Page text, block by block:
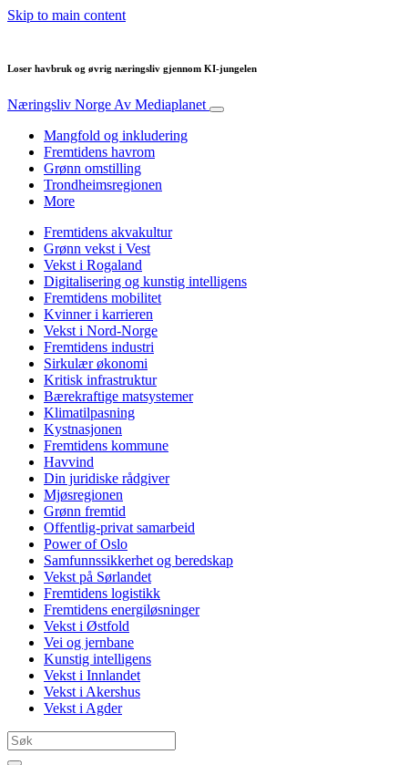
Skip to main content
Loser havbruk og øvrig næringsliv gjennom KI-jungelen
Næringsliv Norge Av Mediaplanet
Mangfold og inkludering
Fremtidens havrom
Grønn omstilling
Trondheimsregionen
More
Fremtidens akvakultur
Grønn vekst i Vest
Vekst i Rogaland
Digitalisering og kunstig intelligens
Fremtidens mobilitet
Kvinner i karrieren
Vekst i Nord-Norge
Fremtidens industri
Sirkulær økonomi
Kritisk infrastruktur
Bærekraftige matsystemer
Klimatilpasning
Kystnasjonen
Fremtidens kommune
Havvind
Din juridiske rådgiver
Mjøsregionen
Grønn fremtid
Offentlig-privat samarbeid
Power of Oslo
Samfunnssikkerhet og beredskap
Vekst på Sørlandet
Fremtidens logistikk
Fremtidens energiløsninger
Vekst i Østfold
Vei og jernbane
Kunstig intelligens
Vekst i Innlandet
Vekst i Akershus
Vekst i Agder